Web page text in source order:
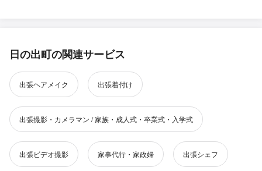
日の出町の関連サービス
出張ヘアメイク 出張着付け
出張撮影・カメラマン / 家族・成人式・卒業式・入学式
出張ビデオ撮影 家事代行・家政婦 出張シェフ